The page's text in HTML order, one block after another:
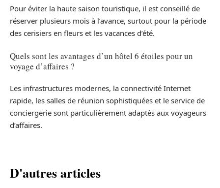
Pour éviter la haute saison touristique, il est conseillé de
réserver plusieurs mois à l’avance, surtout pour la période
des cerisiers en fleurs et les vacances d’été.
Quels sont les avantages d’un hôtel 6 étoiles pour un
voyage d’affaires ?
Les infrastructures modernes, la connectivité Internet
rapide, les salles de réunion sophistiquées et le service de
conciergerie sont particulièrement adaptés aux voyageurs
d’affaires.
D'autres articles